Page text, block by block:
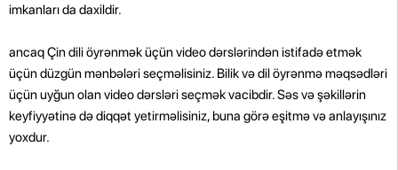
imkanları da daxildir.
ancaq Çin dili öyrənmək üçün video dərslərindən istifadə etmək
üçün düzgün mənbələri seçməlisiniz. Bilik və dil öyrənmə məqsədləri
üçün uyğun olan video dərsləri seçmək vacibdir. Səs və şəkillərin
keyfiyyətinə də diqqət yetirməlisiniz, buna görə eşitmə və anlayışınız
yoxdur.